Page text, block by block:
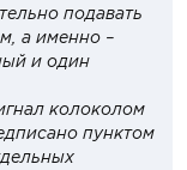
подавать
а именно –
и один
колоколом
пунктом